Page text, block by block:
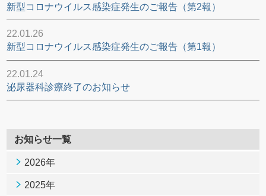
新型コロナウイルス感染症発生のご報告（第2報）
22.01.26
新型コロナウイルス感染症発生のご報告（第1報）
22.01.24
泌尿器科診療終了のお知らせ
お知らせ一覧
2026年
2025年